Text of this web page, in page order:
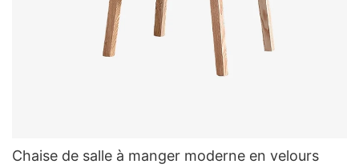
Chaise de salle à manger moderne en velours